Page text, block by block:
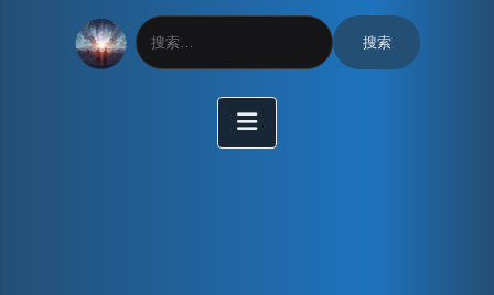
搜
索：